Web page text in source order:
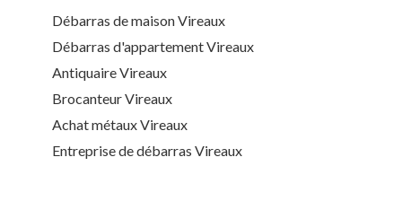
Débarras de maison Vireaux
Débarras d'appartement Vireaux
Antiquaire Vireaux
Brocanteur Vireaux
Achat métaux Vireaux
Entreprise de débarras Vireaux